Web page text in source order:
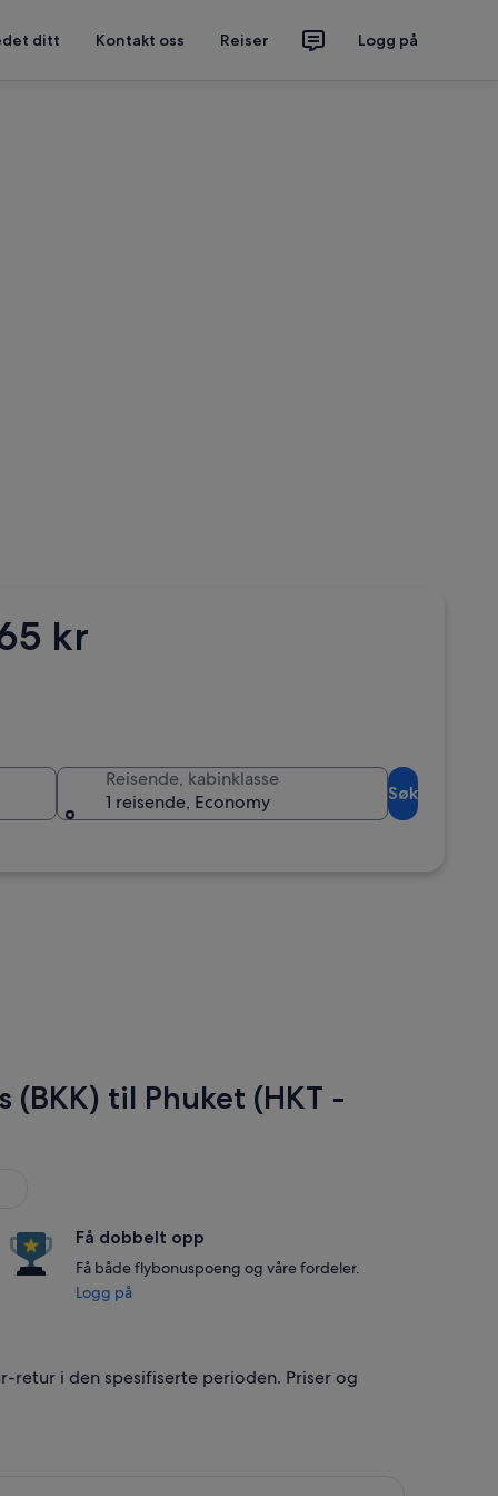
ditt Kontakt oss Reiser Logg på
kr
Reisende, kabinklasse
1 reisende, Economy
Søk
til Phuket (HKT -
Få dobbelt opp
Få både flybonuspoeng og våre fordeler.
Logg på
retur i den spesifiserte perioden. Priser og